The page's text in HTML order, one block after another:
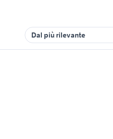
Dal più rilevante